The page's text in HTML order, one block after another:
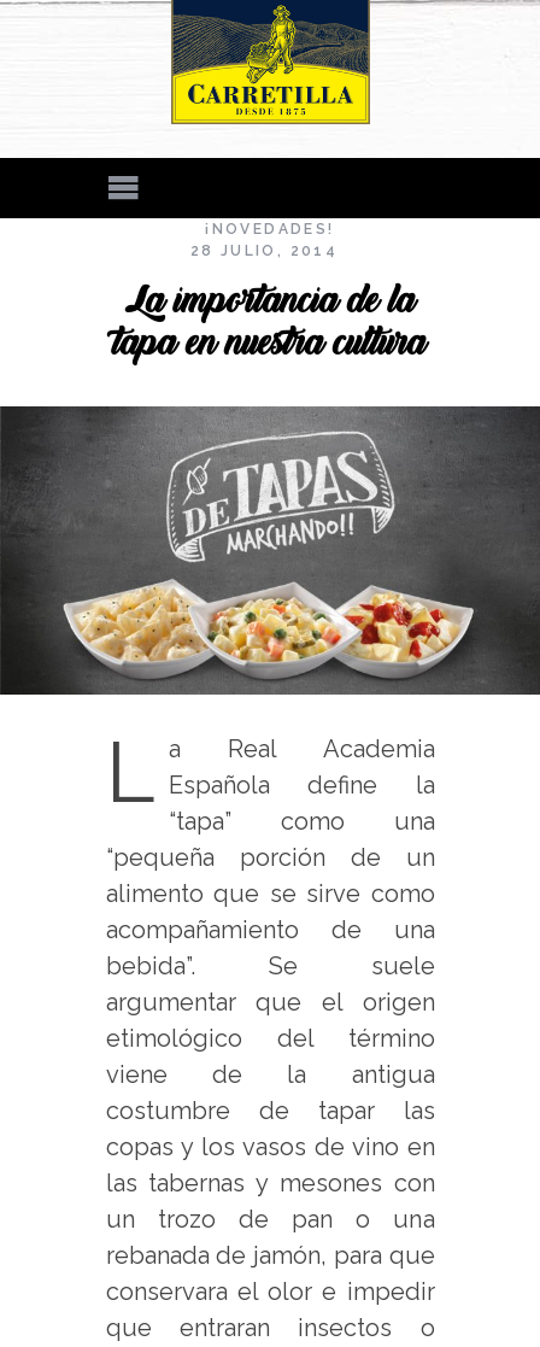
¡NOVEDADES!
28 JULIO, 2014
La importancia de la
tapa en nuestra cultura
L a Real Academia
Española define la
“tapa” como una
“pequeña porción de un
alimento que se sirve como
acompañamiento de una
bebida”. Se suele
argumentar que el origen
etimológico del término
viene de la antigua
costumbre de tapar las
copas y los vasos de vino en
las tabernas y mesones con
un trozo de pan o una
rebanada de jamón, para que
conservara el olor e impedir
que entraran insectos o